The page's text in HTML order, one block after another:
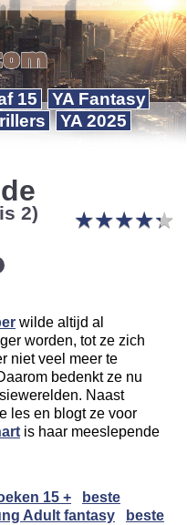
15
YA Fantasy
YA 2025
★★★★★
★★★★★
2)
wilde altijd al
worden, tot ze zich
niet veel meer te
bedenkt ze nu
Naast
les en blogt ze voor
is haar meeslepende
15 +
beste
Adult fantasy
beste